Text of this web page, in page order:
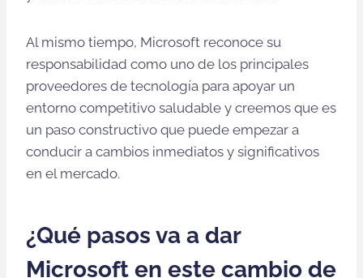
Al mismo tiempo, Microsoft reconoce su
responsabilidad como uno de los principales
proveedores de tecnología para apoyar un
entorno competitivo saludable y creemos que es
un paso constructivo que puede empezar a
conducir a cambios inmediatos y significativos
en el mercado.
¿Qué pasos va a dar
Microsoft en este cambio de